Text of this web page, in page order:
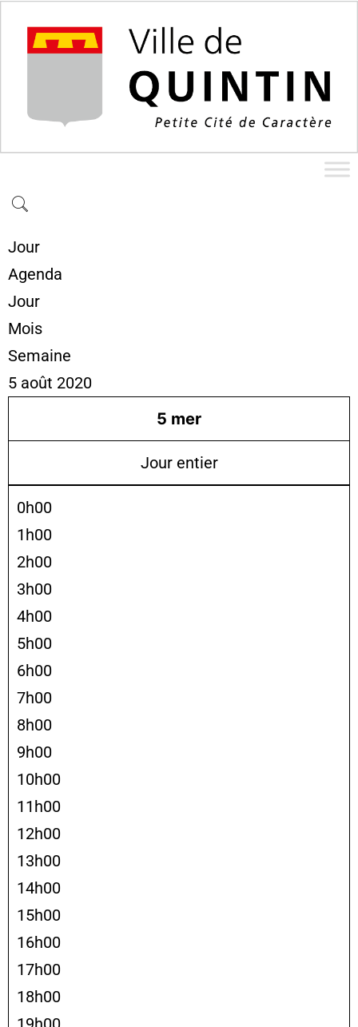
Jour
Agenda
Jour
Mois
Semaine
5 août 2020
5 mer
Jour entier
0h00
1h00
2h00
3h00
4h00
5h00
6h00
7h00
8h00
9h00
10h00
11h00
12h00
13h00
14h00
15h00
16h00
17h00
18h00